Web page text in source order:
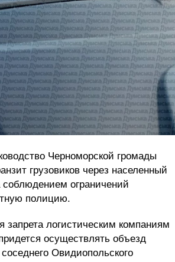
Черноморской громады
грузовиков через населенный
соблюдением ограничений
полицию.
запрета логистическим компаниям
осуществлять объезд
Овидиопольского